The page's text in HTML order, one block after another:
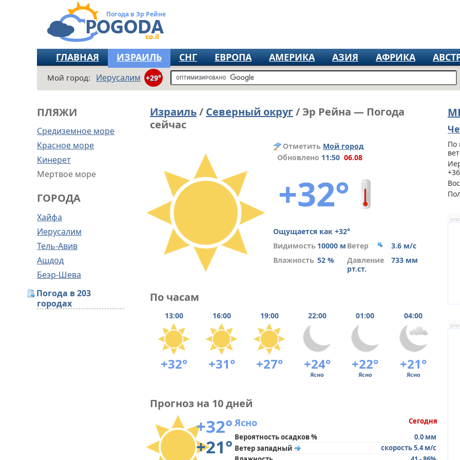
Погода в Эр Рейне
ГЛАВНАЯ ИЗРАИЛЬ СНГ ЕВРОПА АМЕРИКА АЗИЯ АФРИКА
Мой город: Иерусалим +29°
ПЛЯЖИ
Средиземное море
Красное море
Кинерет
Мертвое море
ГОРОДА
Хайфа
Иерусалим
Тель-Авив
Ашдод
Беэр-Шева
Погода в 203
городах
Израиль/ Северный округ / Эр Рейна — Погода
сейчас
Отметить Мой город
Обновлено 11:50 06.08
+32°
Ощущается как +32°
Видимость 10000 м Ветер
3.6 м/с
Влажность 52 % Давление
733 мм
рт.ст.
По часам
13:00 16:00 19:00 22:00 01:00 04:00
+32° +31° +27° +24° +22° +21°
Ясно Ясно Ясно
Прогноз на 10 дней
+32°
+21°
Сегодня
Ясно
Вероятность осадков %
0.0 мм
Ветер западный
скорость 5.4 м/с
По